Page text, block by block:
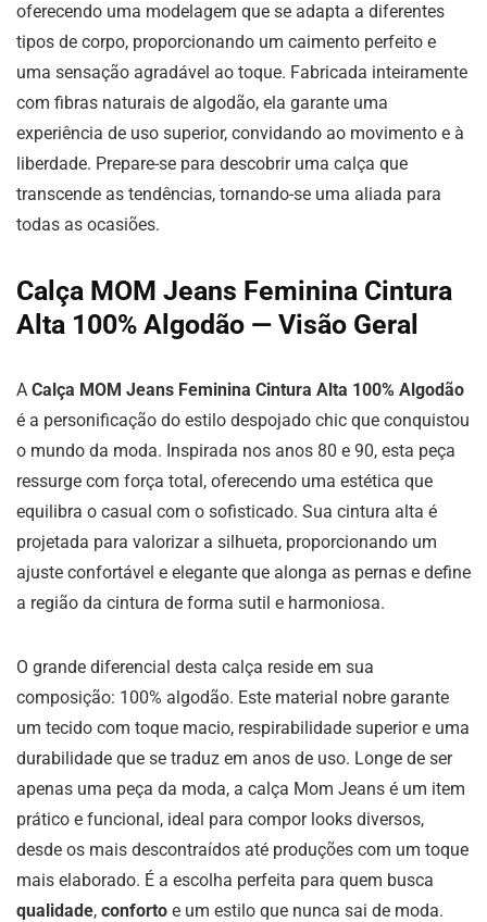
oferecendo uma modelagem que se adapta a diferentes
tipos de corpo, proporcionando um caimento perfeito e
uma sensação agradável ao toque. Fabricada inteiramente
com fibras naturais de algodão, ela garante uma
experiência de uso superior, convidando ao movimento e à
liberdade. Prepare-se para descobrir uma calça que
transcende as tendências, tornando-se uma aliada para
todas as ocasiões.
Calça MOM Jeans Feminina Cintura
Alta 100% Algodão — Visão Geral
A Calça MOM Jeans Feminina Cintura Alta 100% Algodão
é a personificação do estilo despojado chic que conquistou
o mundo da moda. Inspirada nos anos 80 e 90, esta peça
ressurge com força total, oferecendo uma estética que
equilibra o casual com o sofisticado. Sua cintura alta é
projetada para valorizar a silhueta, proporcionando um
ajuste confortável e elegante que alonga as pernas e define
a região da cintura de forma sutil e harmoniosa.
O grande diferencial desta calça reside em sua
composição: 100% algodão. Este material nobre garante
um tecido com toque macio, respirabilidade superior e uma
durabilidade que se traduz em anos de uso. Longe de ser
apenas uma peça da moda, a calça Mom Jeans é um item
prático e funcional, ideal para compor looks diversos,
desde os mais descontraídos até produções com um toque
mais elaborado. É a escolha perfeita para quem busca
qualidade, conforto e um estilo que nunca sai de moda.